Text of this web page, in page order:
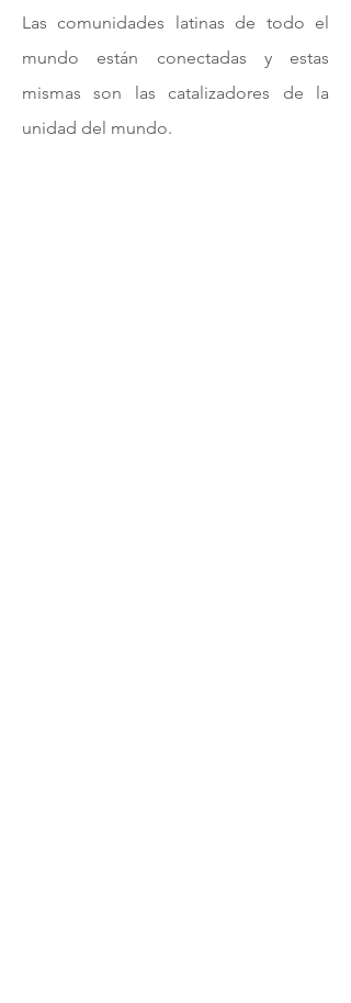
Las comunidades latinas de todo el
mundo están conectadas y estas
mismas son las catalizadores de la
unidad del mundo.